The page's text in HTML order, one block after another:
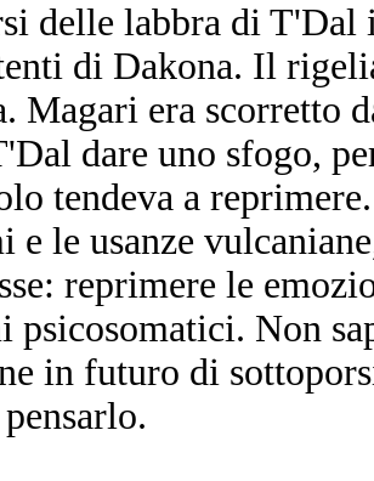
delle labbra di
di Dakona. Il
Magari era scorretto
dare uno sfogo,
tendeva a
e le usanze
reprimere le
psicosomatici. Non
in futuro di